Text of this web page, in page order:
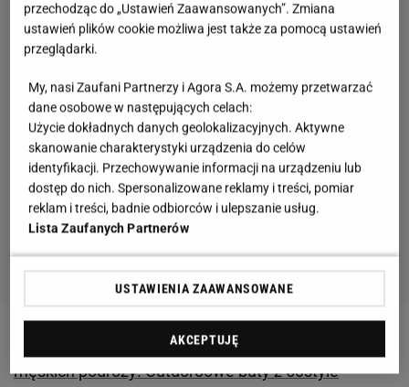
styl i pewność na każdym etapie
męskich podróży! Outdoroowe buty z 50style
przechodząc do „Ustawień Zaawansowanych”. Zmiana
ustawień plików cookie możliwa jest także za pomocą ustawień
przeglądarki.
My, nasi Zaufani Partnerzy i Agora S.A. możemy przetwarzać
dane osobowe w następujących celach:
Użycie dokładnych danych geolokalizacyjnych. Aktywne
skanowanie charakterystyki urządzenia do celów
identyfikacji. Przechowywanie informacji na urządzeniu lub
dostęp do nich. Spersonalizowane reklamy i treści, pomiar
reklam i treści, badnie odbiorców i ulepszanie usług.
Lista Zaufanych Partnerów
USTAWIENIA ZAAWANSOWANE
AKCEPTUJĘ